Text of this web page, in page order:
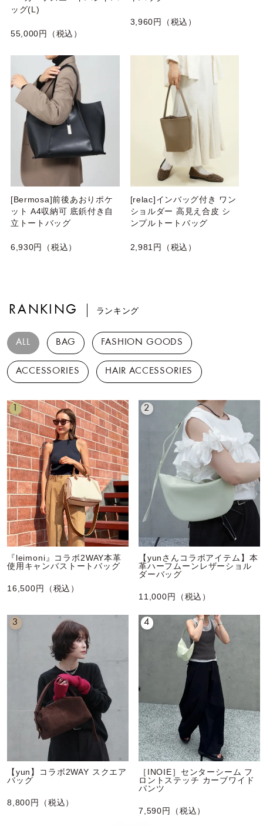
ッグ(L)
55,000円（税込）
[Bermosa]前後あおりポケ
ット A4収納可 底鋲付き自
立トートバッグ
6,930円（税込）
3,960円（税込）
[relac]インバッグ付き ワン
ショルダー 高見え合皮 シ
ンプルトートバッグ
2,981円（税込）
RANKING ランキング
ALL BAG FASHION GOODS
ACCESSORIES HAIR ACCESSORIES
1
『leimoni』コラボ2WAY本革
使用キャンバストートバッグ
16,500円（税込）
2
【yunさんコラボアイテム】本
革ハーフムーンレザーショル
ダーバッグ
11,000円（税込）
3
【yun】コラボ2WAY スクエア
バッグ
8,800円（税込）
4
［INOIE］センターシーム フ
ロントステッチ カーブワイド
パンツ
7,590円（税込）